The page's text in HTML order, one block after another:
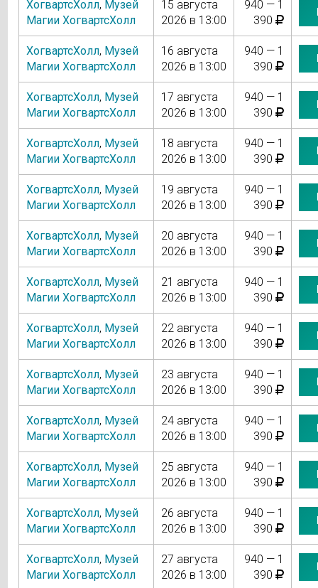
ХогвартсХолл, Музей
Магии ХогвартсХолл
15 августа
2026 в 13:00
940 — 1
390
ХогвартсХолл, Музей
Магии ХогвартсХолл
16 августа
2026 в 13:00
940 — 1
390
ХогвартсХолл, Музей
Магии ХогвартсХолл
17 августа
2026 в 13:00
940 — 1
390
ХогвартсХолл, Музей
Магии ХогвартсХолл
18 августа
2026 в 13:00
940 — 1
390
ХогвартсХолл, Музей
Магии ХогвартсХолл
19 августа
2026 в 13:00
940 — 1
390
ХогвартсХолл, Музей
Магии ХогвартсХолл
20 августа
2026 в 13:00
940 — 1
390
ХогвартсХолл, Музей
Магии ХогвартсХолл
21 августа
2026 в 13:00
940 — 1
390
ХогвартсХолл, Музей
Магии ХогвартсХолл
22 августа
2026 в 13:00
940 — 1
390
ХогвартсХолл, Музей
Магии ХогвартсХолл
23 августа
2026 в 13:00
940 — 1
390
ХогвартсХолл, Музей
Магии ХогвартсХолл
24 августа
2026 в 13:00
940 — 1
390
ХогвартсХолл, Музей
Магии ХогвартсХолл
25 августа
2026 в 13:00
940 — 1
390
ХогвартсХолл, Музей
Магии ХогвартсХолл
26 августа
2026 в 13:00
940 — 1
390
ХогвартсХолл, Музей
Магии ХогвартсХолл
27 августа
2026 в 13:00
940 — 1
390